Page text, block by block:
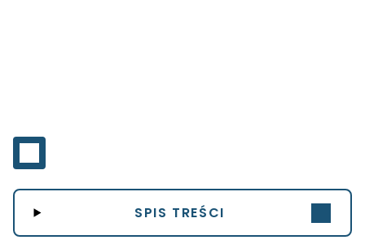
SPIS TREŚCI